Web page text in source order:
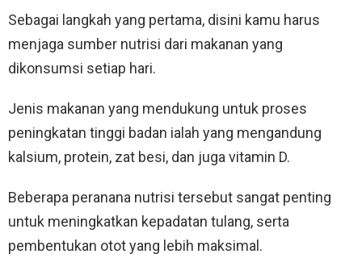
Sebagai langkah yang pertama, disini kamu harus
menjaga sumber nutrisi dari makanan yang
dikonsumsi setiap hari.
Jenis makanan yang mendukung untuk proses
peningkatan tinggi badan ialah yang mengandung
kalsium, protein, zat besi, dan juga vitamin D.
Beberapa peranana nutrisi tersebut sangat penting
untuk meningkatkan kepadatan tulang, serta
pembentukan otot yang lebih maksimal.